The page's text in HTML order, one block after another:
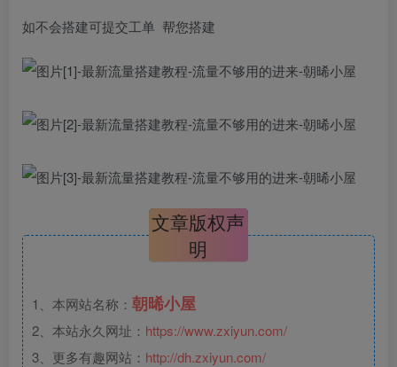
如不会搭建可提交工单 帮您搭建
文章版权声
明
1、本网站名称： 朝晞小屋
2、本站永久网址： https://www.zxiyun.com/
3、更多有趣网站： http://dh.zxiyun.com/